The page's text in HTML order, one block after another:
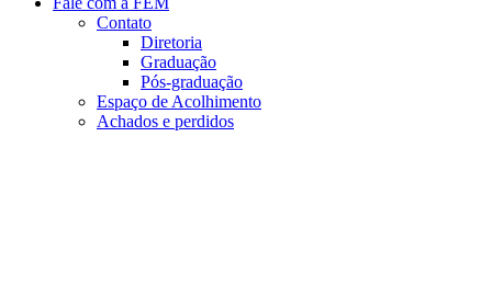
Contato
Diretoria
Graduação
Pós-graduação
Espaço de Acolhimento
Achados e perdidos